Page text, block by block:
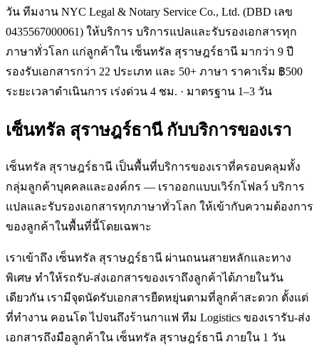
วัน ทีมงาน NYC Legal & Notary Service Co., Ltd. (DBD เลข
0435567000061) ให้บริการ บริการแปลและรับรองเอกสารทุก
ภาษาทั่วโลก แก่ลูกค้าใน เซ็นทรัล สุราษฎร์ธานี มากว่า 9 ปี
รองรับเอกสารกว่า 22 ประเภท และ 50+ ภาษา ราคาเริ่ม ฿500
ระยะเวลาดำเนินการ เร่งด่วน 4 ชม. · มาตรฐาน 1–3 วัน
เซ็นทรัล สุราษฎร์ธานีกับบริการของเรา
เซ็นทรัล สุราษฎร์ธานี เป็นพื้นที่บริการของเราที่ครอบคลุมทั้ง
กลุ่มลูกค้าบุคคลและองค์กร — เราออกแบบเวิร์กโฟลว์ บริการ
แปลและรับรองเอกสารทุกภาษาทั่วโลก ให้เข้ากับความต้องการ
ของลูกค้าในพื้นที่นี้โดยเฉพาะ
เราเข้าถึง เซ็นทรัล สุราษฎร์ธานี ผ่านถนนสายหลักและทาง
พิเศษ ทำให้รถรับ-ส่งเอกสารของเราถึงลูกค้าได้ภายในวัน
เดียวกัน เรามีจุดนัดรับเอกสารยืดหยุ่นตามที่ลูกค้าสะดวก ตั้งแต่
ที่ทำงาน คอนโด ไปจนถึงร้านกาแฟ ทีม Logistics ของเรารับ-ส่ง
เอกสารถึงมือลูกค้าใน เซ็นทรัล สุราษฎร์ธานี ภายใน 1 วัน